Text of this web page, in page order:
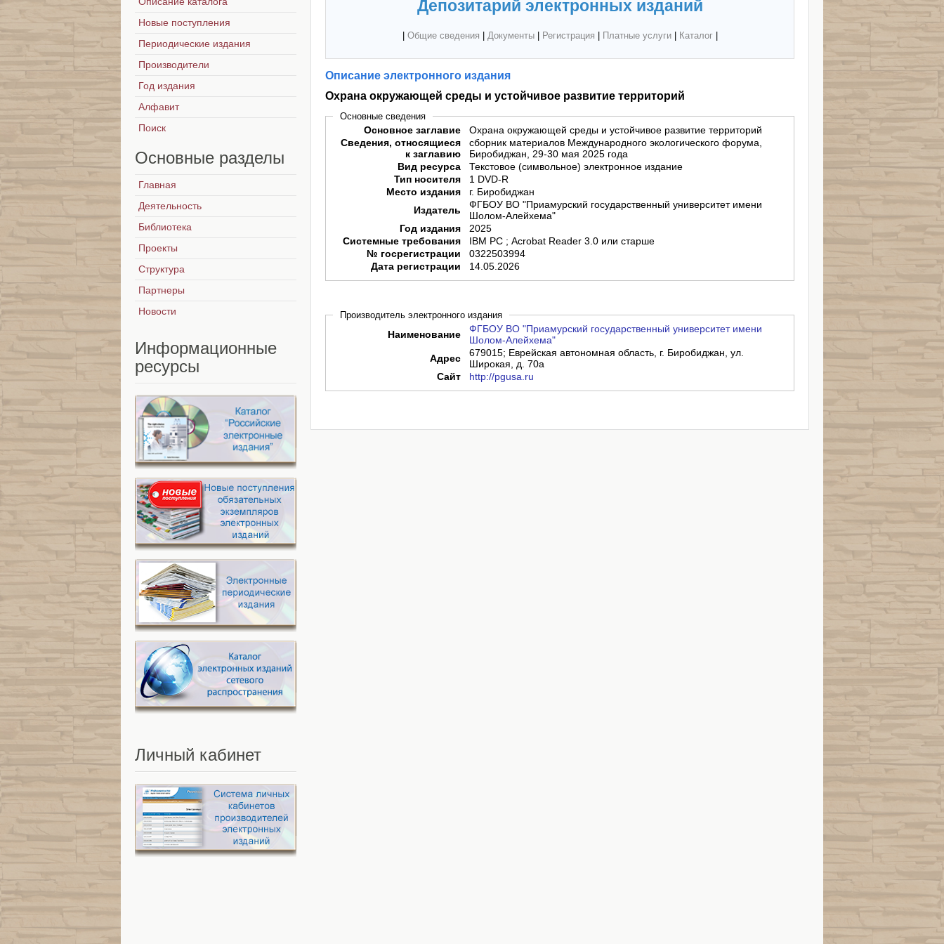
Депозитарий электронных изданий
Общие сведения Документы| Регистрация Платные услуги| Каталог|
Описание электронного издания
Охрана окружающей среды и устойчивое развитие территорий
Основные сведения
Основное заглавие
Охрана окружающей среды и устойчивое развитие территорий
Сведения, относящиеся
к заглавию
сборник материалов Международного экологического форума,
Биробиджан, 29-30 мая 2025 года
Вид ресурса
Текстовое (символьное) электронное издание
Тип носителя
1 DVD-R
Место издания
г. Биробиджан
Издатель
ФГБОУ ВО "Приамурский государственный университет имени
Шолом-Алейхема"
Год издания
2025
Системные требования
IBM PC ; Acrobat Reader 3.0 или старше
№ госрегистрации
0322503994
Дата регистрации
14.05.2026
Производитель электронного издания
Наименование
ФГБОУ ВО "Приамурский государственный университет имени
Шолом-Алейхема"
Адрес
679015; Еврейская автономная область, г. Биробиджан, ул.
Широкая, д. 70а
Сайт
http://pgusa.ru
Новые поступления
Периодические издания
Производители
Год издания
Алфавит
Поиск
Основные разделы
Главная
Деятельность
Библиотека
Проекты
Структура
Партнеры
Новости
Информационные
ресурсы
Личный кабинет